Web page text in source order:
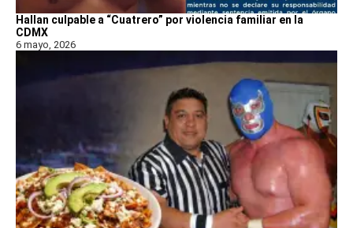
Hallan culpable a “Cuatrero” por violencia familiar en la
CDMX
6 mayo, 2026